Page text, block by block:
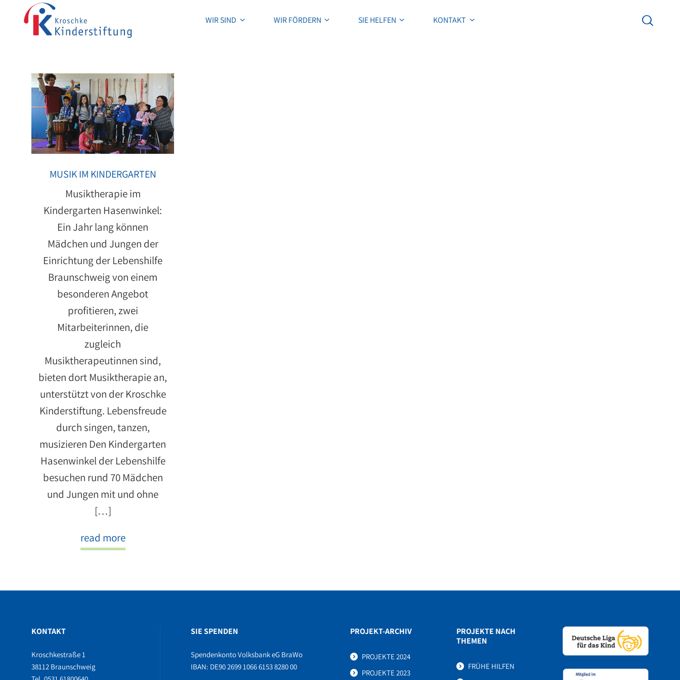
WIR SIND WIR FÖRDERN SIE HELFEN KONTAKT
WIR SIND WIR FÖRDERN SIE HELFEN KONTAKT
MUSIK IM KINDERGARTEN
Musiktherapie im
Kindergarten Hasenwinkel:
Ein Jahr lang können
Mädchen und Jungen der
Einrichtung der Lebenshilfe
Braunschweig von einem
besonderen Angebot
profitieren, zwei
Mitarbeiterinnen, die
zugleich
Musiktherapeutinnen sind,
bieten dort Musiktherapie an,
unterstützt von der Kroschke
Kinderstiftung. Lebensfreude
durch singen, tanzen,
musizieren Den Kindergarten
Hasenwinkel der Lebenshilfe
besuchen rund 70 Mädchen
und Jungen mit und ohne
[…]
read more
KONTAKT
Kroschkestraße 1
38112 Braunschweig
SIE SPENDEN
Spendenkonto Volksbank eG BraWo
IBAN: DE90 2699 1066 6153 8280 00
PROJEKT-ARCHIV
PROJEKTE 2024
PROJEKTE 2023
PROJEKTE NACH
THEMEN
FRÜHE HILFEN